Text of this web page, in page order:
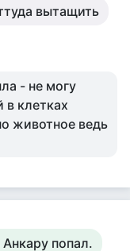
вытащить
- не могу
в клетках
животное ведь
попал.